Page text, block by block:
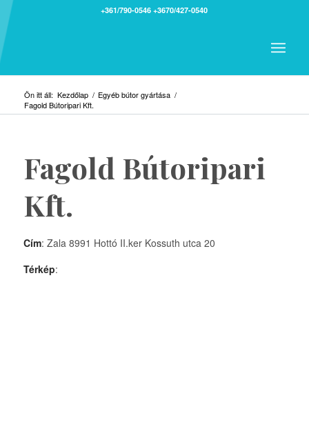
+361/790-0546 +3670/427-0540
Ön itt áll: Kezdőlap / Egyéb bútor gyártása /
Fagold Bútoripari Kft.
Fagold Bútoripari
Kft.
Cím: Zala 8991 Hottó II.ker Kossuth utca 20
Térkép: